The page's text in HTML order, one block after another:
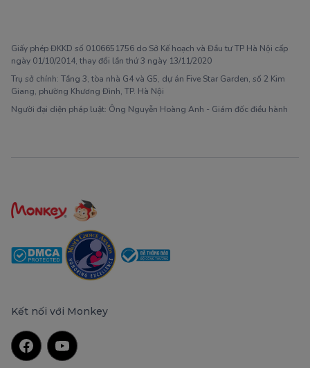
Giấy phép ĐKKD số 0106651756 do Sở Kế hoạch và Đầu tư TP Hà Nội cấp
ngày 01/10/2014, thay đổi lần thứ 3 ngày 13/11/2020
Trụ sở chính: Tầng 3, tòa nhà G4 và G5, dự án Five Star Garden, số 2 Kim
Giang, phường Khương Đình, TP. Hà Nội
Người đại diện pháp luật: Ông Nguyễn Hoàng Anh - Giám đốc điều hành
Kết nối với Monkey